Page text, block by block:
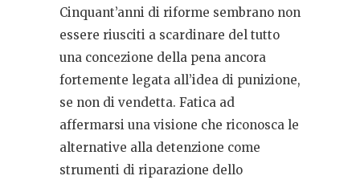
Cinquant’anni di riforme sembrano non
essere riusciti a scardinare del tutto
una concezione della pena ancora
fortemente legata all’idea di punizione,
se non di vendetta. Fatica ad
affermarsi una visione che riconosca le
alternative alla detenzione come
strumenti di riparazione dello